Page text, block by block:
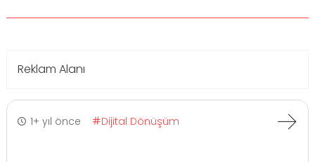
Reklam Alanı
1+ yıl önce Dijital Dönüşüm